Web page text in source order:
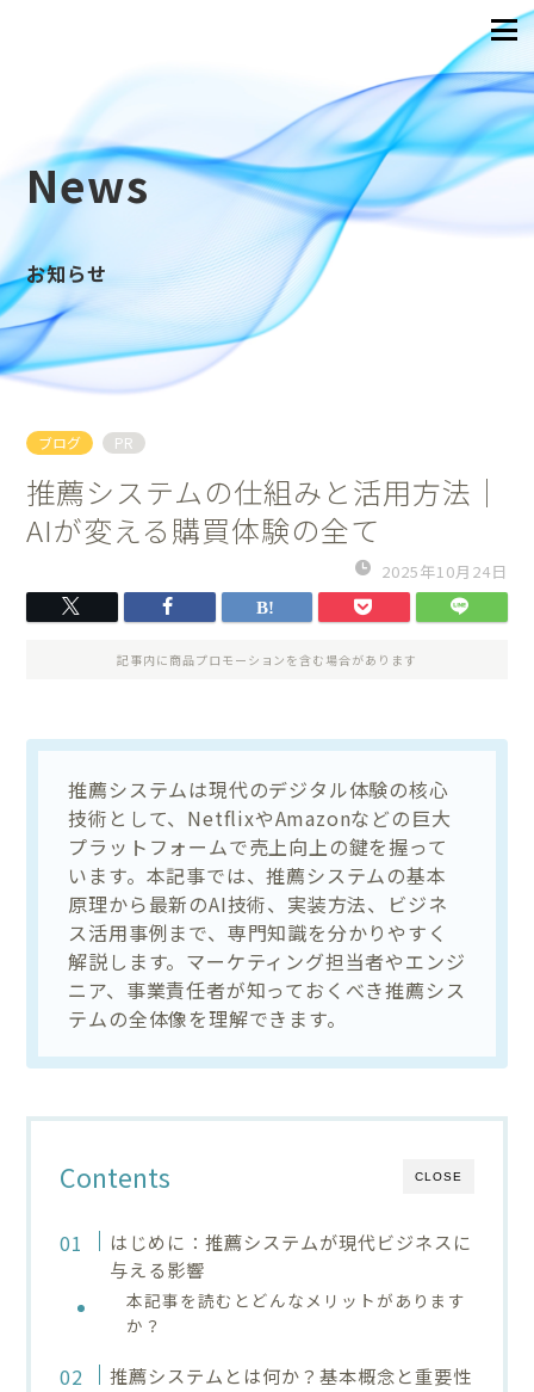
News
お知らせ
ブログ PR
推薦システムの仕組みと活用方法｜
AIが変える購買体験の全て
2025年10月24日
記事内に商品プロモーションを含む場合があります
推薦システムは現代のデジタル体験の核心
技術として、NetflixやAmazonなどの巨大
プラットフォームで売上向上の鍵を握って
います。本記事では、推薦システムの基本
原理から最新のAI技術、実装方法、ビジネ
ス活用事例まで、専門知識を分かりやすく
解説します。マーケティング担当者やエンジ
ニア、事業責任者が知っておくべき推薦シス
テムの全体像を理解できます。
CLOSE
Contents
はじめに：推薦システムが現代ビジネスに
与える影響
本記事を読むとどんなメリットがあります
か？
推薦システムとは何か？基本概念と重要性